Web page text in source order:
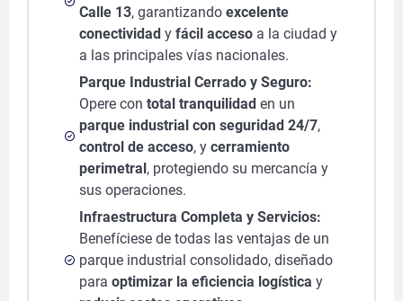
Calle 13, garantizando excelente
conectividad y fácil acceso a la ciudad y
a las principales vías nacionales.
Parque Industrial Cerrado y Seguro:
Opere con total tranquilidad en un
parque industrial con seguridad 24/7,
control de acceso, y cerramiento
perimetral, protegiendo su mercancía y
sus operaciones.
Infraestructura Completa y Servicios:
Benefíciese de todas las ventajas de un
parque industrial consolidado, diseñado
para optimizar la eficiencia logística y